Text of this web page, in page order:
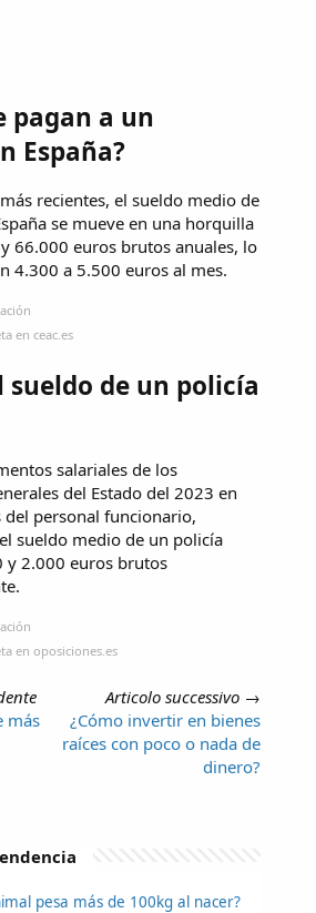
pagan a un
España?
recientes, el sueldo medio de
se mueve en una horquilla
66.000 euros brutos anuales, lo
4.300 a 5.500 euros al mes.
en ceac.es
sueldo de un policía
salariales de los
del Estado del 2023 en
del personal funcionario,
sueldo medio de un policía
y 2.000 euros brutos
en oposiciones.es
más
Articolo successivo →
¿Cómo invertir en bienes
raíces con poco o nada de
dinero?
pesa más de 100kg al nacer?